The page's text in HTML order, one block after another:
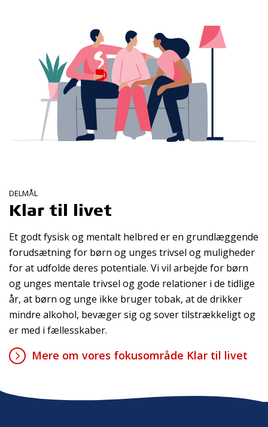
DELMÅL
Klar til livet
Et godt fysisk og mentalt helbred er en grundlæggende
forudsætning for børn og unges trivsel og muligheder
for at udfolde deres potentiale. Vi vil arbejde for børn
og unges mentale trivsel og gode relationer i de tidlige
år, at børn og unge ikke bruger tobak, at de drikker
mindre alkohol, bevæger sig og sover tilstrækkeligt og
er med i fællesskaber.
Mere om vores fokusområde Klar til livet